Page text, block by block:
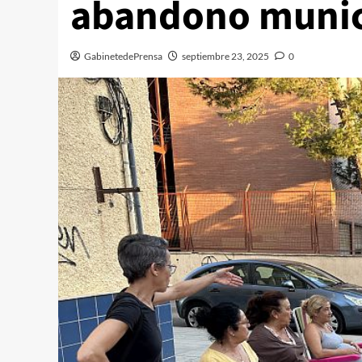
abandono
GabinetedePrensa septiembre 23, 2025 0